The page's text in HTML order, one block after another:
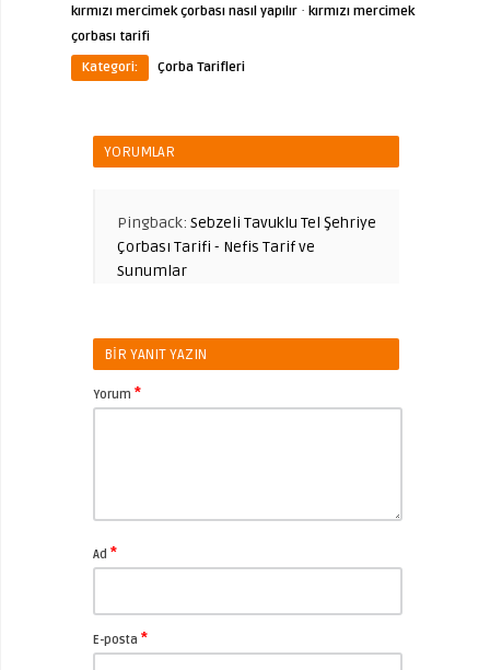
kırmızı mercimek çorbası nasıl yapılır · kırmızı mercimek
çorbası tarifi
Kategori:
Çorba Tarifleri
YORUMLAR
Pingback: Sebzeli Tavuklu Tel Şehriye
Çorbası Tarifi - Nefis Tarif ve
Sunumlar
BIR YANIT YAZIN
Yorum *
Ad *
E-posta *